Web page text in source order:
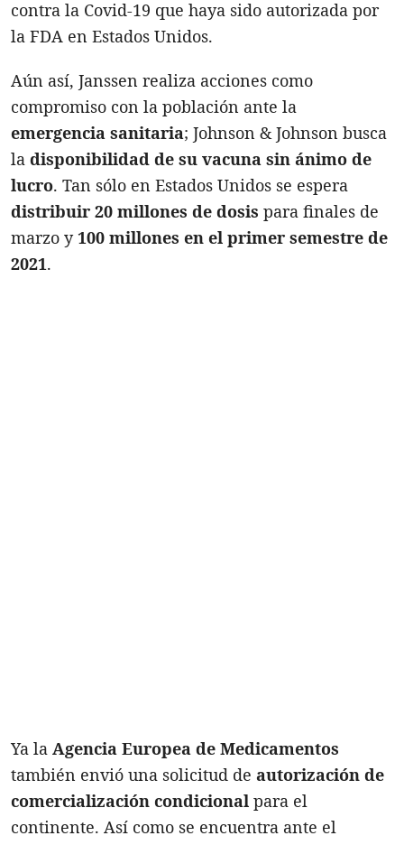
contra la Covid-19 que haya sido autorizada por
la FDA en Estados Unidos.
Aún así, Janssen realiza acciones como
compromiso con la población ante la
emergencia sanitaria; Johnson & Johnson busca
la disponibilidad de su vacuna sin ánimo de
lucro. Tan sólo en Estados Unidos se espera
distribuir 20 millones de dosis para finales de
marzo y100 millones en el primer semestre de
2021.
Ya la Agencia Europea de Medicamentos
también envió una solicitud de autorización de
comercialización condicional para el
continente. Así como se encuentra ante el